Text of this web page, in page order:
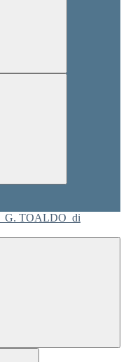
G. TOALDO di